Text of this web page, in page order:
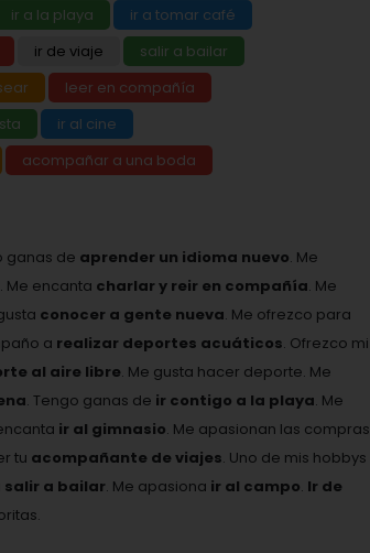
ir a la playa
ir a tomar café
ir de viaje
salir a bailar
leer en compañía
ir al cine
acompañar a una boda
ganas de aprender un idioma nuevo. Me
. Me encanta charlar y reir en compañía. Me
conocer a gente nueva. Me ofrezco para
a realizar deportes acuáticos. Ofrezco mi
al aire libre. Me gusta hacer deporte. Me
. Tengo ganas de ir contigo a la playa. Me
ir al gimnasio. Me apasionan las compras
tu acompañante de viajes. Uno de mis hobbys
salir a bailar. Me apasiona ir al campo. Ir de